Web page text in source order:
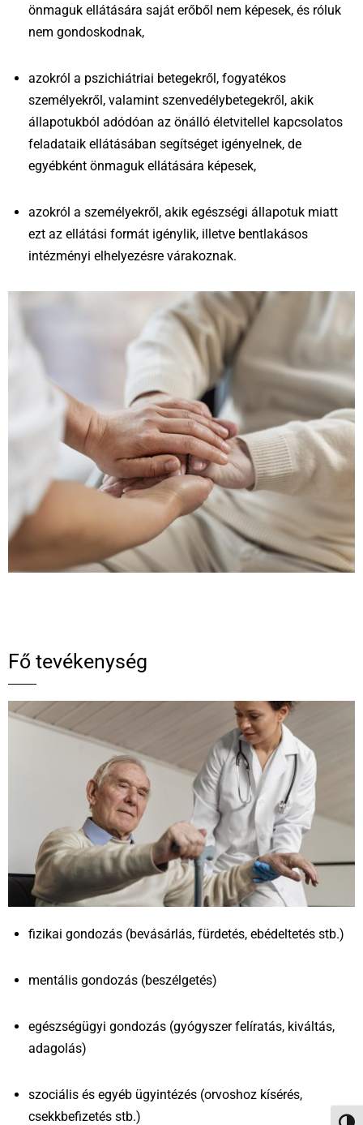
önmaguk ellátására saját erőből nem képesek, és róluk
nem gondoskodnak,
azokról a pszichiátriai betegekről, fogyatékos
személyekről, valamint szenvedélybetegekről, akik
állapotukból adódóan az önálló életvitellel kapcsolatos
feladataik ellátásában segítséget igényelnek, de
egyébként önmaguk ellátására képesek,
azokról a személyekről, akik egészségi állapotuk miatt
ezt az ellátási formát igénylik, illetve bentlakásos
intézményi elhelyezésre várakoznak.
Fő tevékenység
fizikai gondozás (bevásárlás, fürdetés, ebédeltetés stb.)
mentális gondozás (beszélgetés)
egészségügyi gondozás (gyógyszer felíratás, kiváltás,
adagolás)
szociális és egyéb ügyintézés (orvoshoz kísérés,
csekkbefizetés stb.)